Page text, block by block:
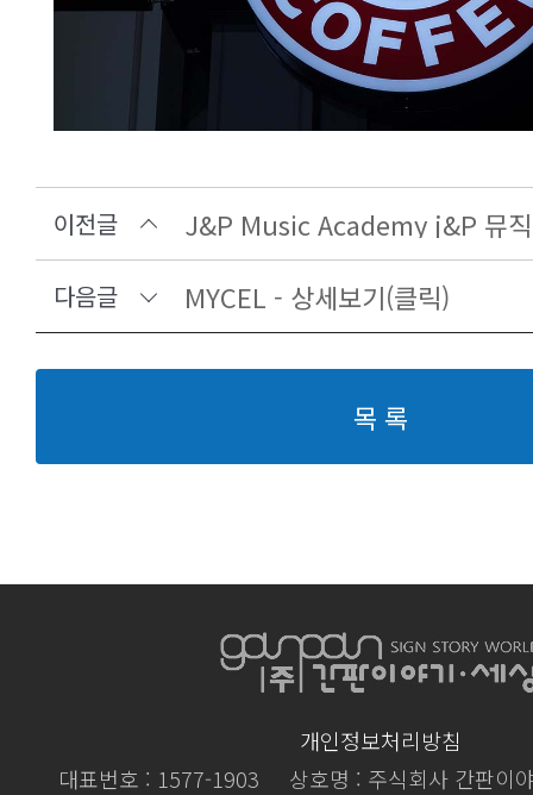
이전글
다음글 MYCEL - 상세보기(클릭)
목 록
개인정보처리방침
대표번호 : 1577-1903
상호명 : 주식회사 간판이